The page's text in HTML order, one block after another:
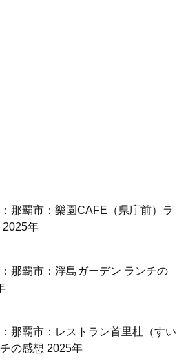
那覇市：樂園CAFE（県庁前）ラ
2025年
那覇市：浮島ガーデン ランチの
那覇市：レストラン首里杜（すい
の感想 2025年